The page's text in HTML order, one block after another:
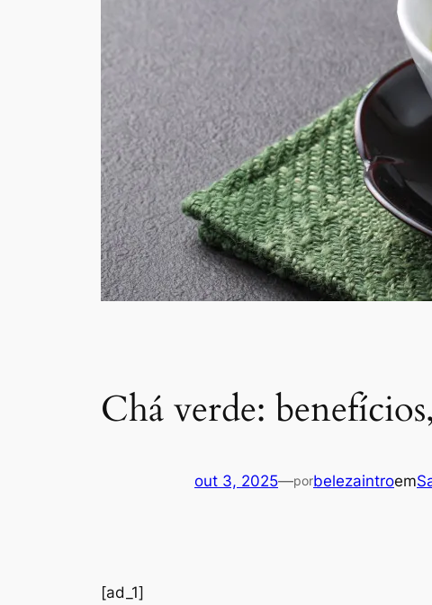
Chá verde:
out 3, 2025—porbelezaintroem
[ad_1]